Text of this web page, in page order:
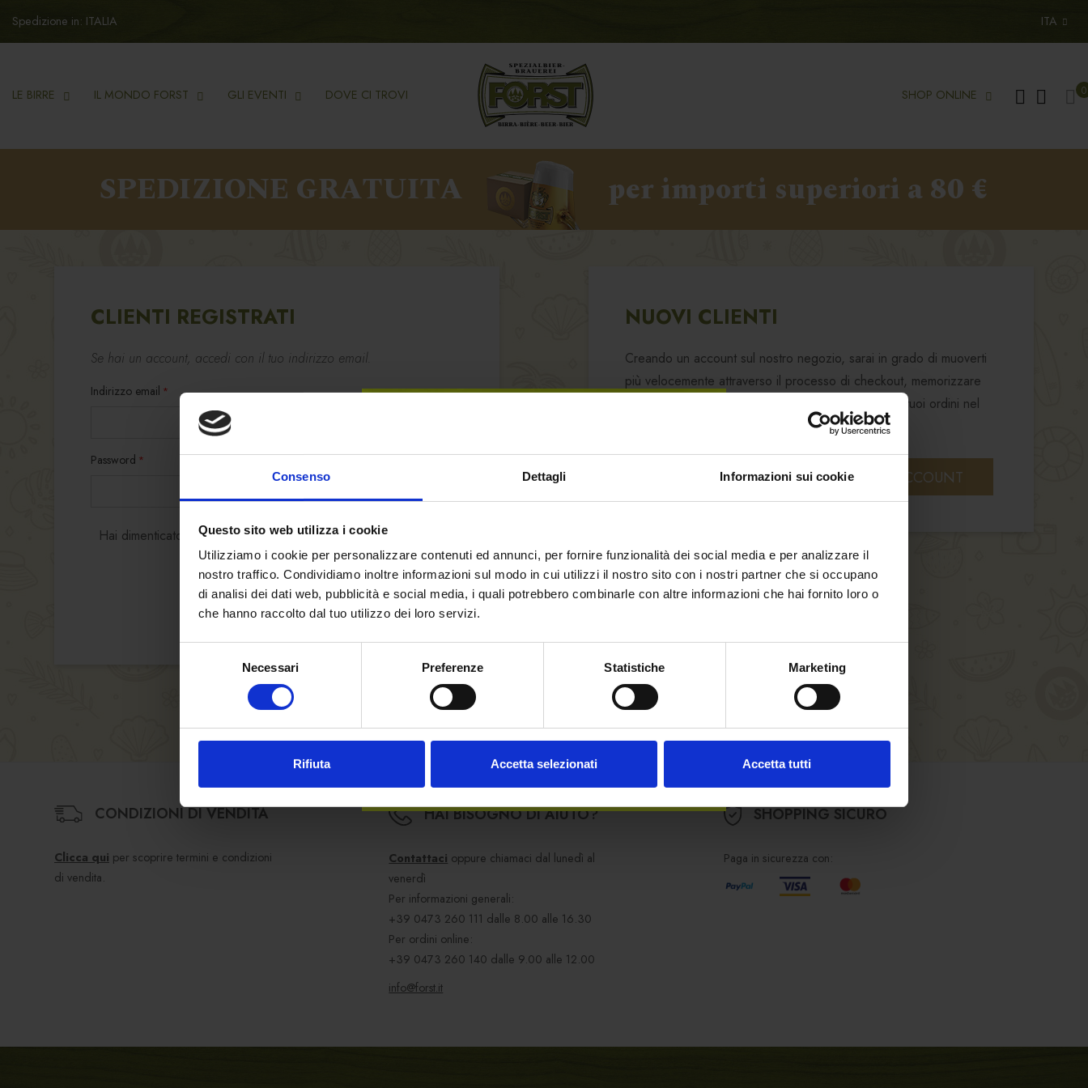
Benvenuto su forst.it Hai
compiuto 18 anni?
Consenso Dettagli Informazioni sui cookie
Questo sito web utilizza i cookie
Utilizziamo i cookie per personalizzare contenuti ed annunci, per fornire funzionalità dei social media e per analizzare il
nostro traffico. Condividiamo inoltre informazioni sul modo in cui utilizzi il nostro sito con i nostri partner che si occupano
di analisi dei dati web, pubblicità e social media, i quali potrebbero combinarle con altre informazioni che hai fornito loro o
che hanno raccolto dal tuo utilizzo dei loro servizi.
Necessari Preferenze Statistiche Marketing
Rifiuta Accetta selezionati Accetta tutti
Spedizione in: ITALIA ITA
LE BIRRE IL MONDO FORST GLI EVENTI DOVE CI TROVI SHOP ONLINE 0
SPEDIZIONE GRATUITA per importi superiori a 80 €
CLIENTI REGISTRATI
Se hai un account, accedi con il tuo indirizzo email.
Indirizzo email
Password
ACCEDI
Hai dimenticato la password?
NUOVI CLIENTI
Creando un account sul nostro negozio, sarai in grado di muoverti
più velocemente attraverso il processo di checkout, memorizzare
più indirizzi di spedizione, visualizzare e tracciare i tuoi ordini nel
CREA UN ACCOUNT
CONDIZIONI DI VENDITA
Clicca qui per scoprire termini e condizioni
di vendita.
HAI BISOGNO DI AIUTO?
Contattaci oppure chiamaci dal lunedì al
venerdì
Per informazioni generali:
+39 0473 260 111 dalle 8.00 alle 16.30
Per ordini online:
+39 0473 260 140 dalle 9.00 alle 12.00
info@forst.it
SHOPPING SICURO
Paga in sicurezza con: